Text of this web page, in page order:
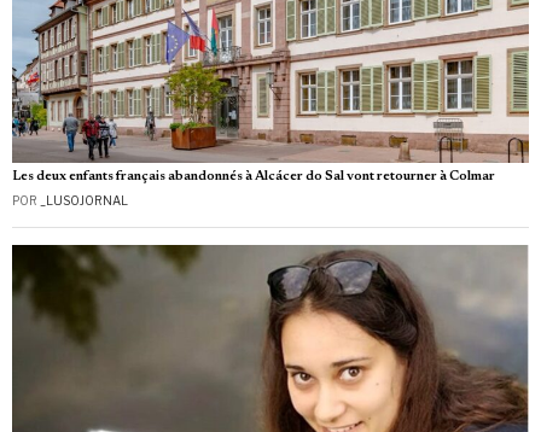
Les deux enfants français abandonnés à Alcácer do Sal vont retourner à Colmar
POR _LUSOJORNAL